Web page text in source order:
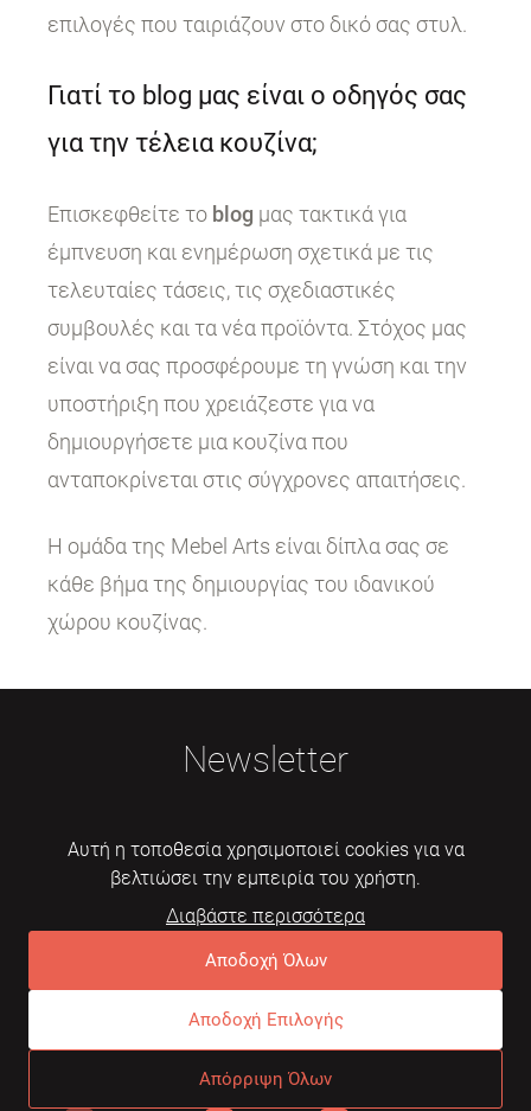
επιλογές που ταιριάζουν στο δικό σας στυλ.
Γιατί το blog μας είναι ο οδηγός σας
για την τέλεια κουζίνα;
Επισκεφθείτε το blog μας τακτικά για
έμπνευση και ενημέρωση σχετικά με τις
τελευταίες τάσεις, τις σχεδιαστικές
συμβουλές και τα νέα προϊόντα. Στόχος μας
είναι να σας προσφέρουμε τη γνώση και την
υποστήριξη που χρειάζεστε για να
δημιουργήσετε μια κουζίνα που
ανταποκρίνεται στις σύγχρονες απαιτήσεις.
Η ομάδα της Mebel Arts είναι δίπλα σας σε
κάθε βήμα της δημιουργίας του ιδανικού
χώρου κουζίνας.
Newsletter
Εγγραφή
Συχνές ερωτήσειςΌροι χρήσης
Αυτή η τοποθεσία χρησιμοποιεί cookies για να
βελτιώσει την εμπειρία του χρήστη.
Διαβάστε περισσότερα
Αποδοχή Όλων
Αποδοχή Επιλογής
Απόρριψη Όλων